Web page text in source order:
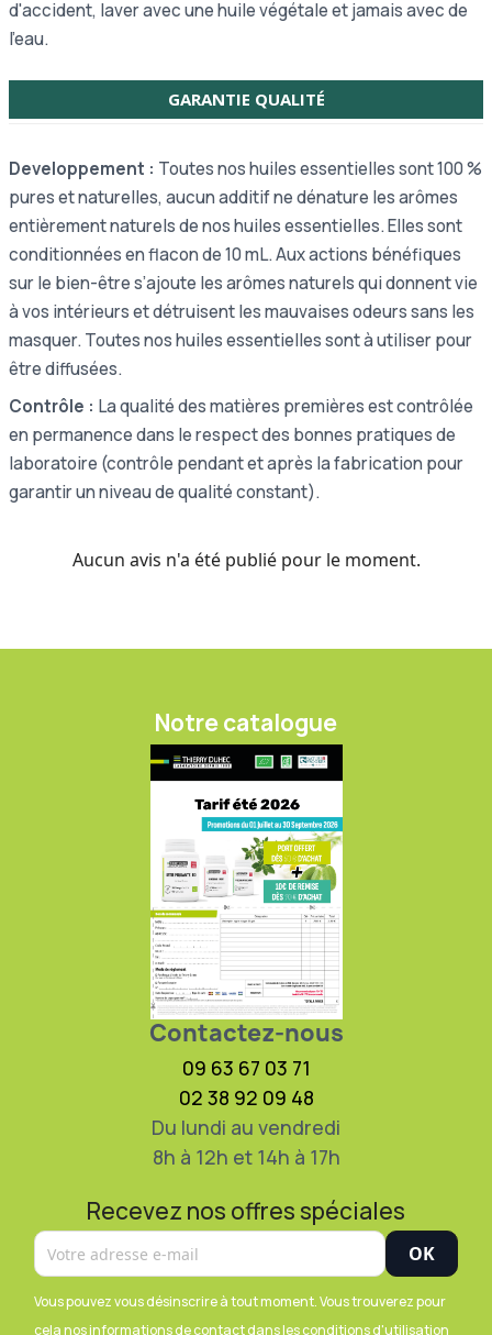
d'accident, laver avec une huile végétale et jamais avec de
l'eau.
GARANTIE QUALITÉ
Developpement : Toutes nos huiles essentielles sont 100 %
pures et naturelles, aucun additif ne dénature les arômes
entièrement naturels de nos huiles essentielles. Elles sont
conditionnées en flacon de 10 mL. Aux actions bénéfiques
sur le bien-être s’ajoute les arômes naturels qui donnent vie
à vos intérieurs et détruisent les mauvaises odeurs sans les
masquer. Toutes nos huiles essentielles sont à utiliser pour
être diffusées.
Contrôle : La qualité des matières premières est contrôlée
en permanence dans le respect des bonnes pratiques de
laboratoire (contrôle pendant et après la fabrication pour
garantir un niveau de qualité constant).
Aucun avis n'a été publié pour le moment.
Notre catalogue
Contactez-nous
09 63 67 03 71
02 38 92 09 48
Du lundi au vendredi
8h à 12h et 14h à 17h
Recevez nos offres spéciales
Vous pouvez vous désinscrire à tout moment. Vous trouverez pour
cela nos informations de contact dans les conditions d'utilisation